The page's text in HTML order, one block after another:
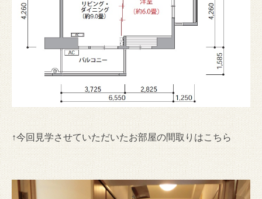
↑今回見学させていただいたお部屋の間取りはこちら